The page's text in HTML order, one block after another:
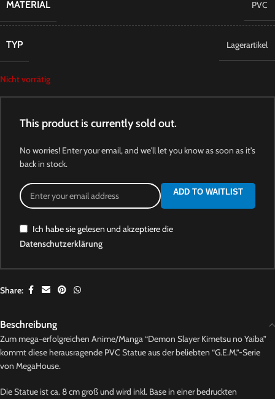
MATERIAL PVC
TYP Lagerartikel
Nicht vorrätig
This product is currently sold out.
No worries! Enter your email, and we'll let you know as soon as it's
back in stock.
ADD TO WAITLIST
Ich habe sie gelesen und akzeptiere die
Datenschutzerklärung
Share:
Beschreibung
Zum mega-erfolgreichen Anime/Manga “Demon Slayer Kimetsu no Yaiba”
kommt diese herausragende PVC Statue aus der beliebten “G.E.M.”-Serie
von MegaHouse.
Die Statue ist ca. 8 cm groß und wird inkl. Base in einer bedruckten